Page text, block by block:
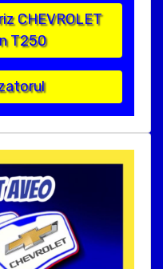
CHEVROLET
T250